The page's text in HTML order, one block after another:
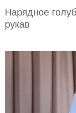
Нарядное
рукав